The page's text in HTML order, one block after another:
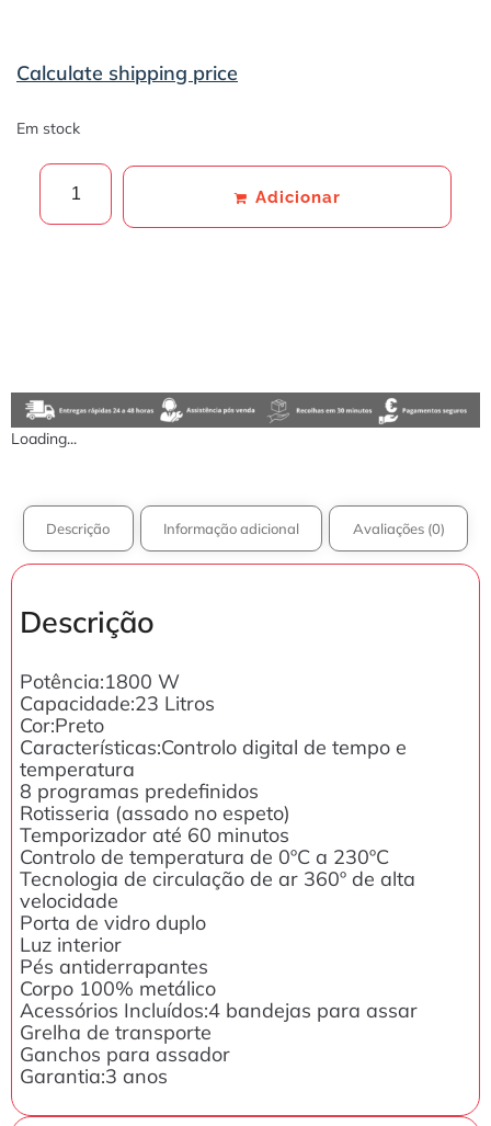
Calculate shipping price
Em stock
Adicionar
Loading...
Descrição Informação adicional Avaliações (0)
Descrição
Potência:1800 W
Capacidade:23 Litros
Cor:Preto
Características:Controlo digital de tempo e
temperatura
8 programas predefinidos
Rotisseria (assado no espeto)
Temporizador até 60 minutos
Controlo de temperatura de 0ºC a 230ºC
Tecnologia de circulação de ar 360º de alta
velocidade
Porta de vidro duplo
Luz interior
Pés antiderrapantes
Corpo 100% metálico
Acessórios Incluídos:4 bandejas para assar
Grelha de transporte
Ganchos para assador
Garantia:3 anos